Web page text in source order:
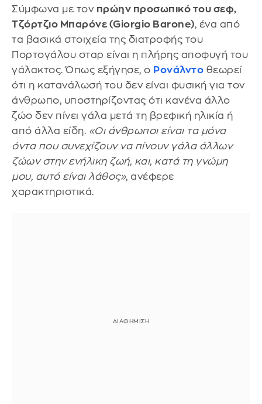
Σύμφωνα με τον πρώην προσωπικό του σεφ,
Τζόρτζιο Μπαρόνε (Giorgio Barone), ένα από
τα βασικά στοιχεία της διατροφής του
Πορτογάλου σταρ είναι η πλήρης αποφυγή του
γάλακτος. Όπως εξήγησε, ο Ρονάλντο θεωρεί
ότι η κατανάλωσή του δεν είναι φυσική για τον
άνθρωπο, υποστηρίζοντας ότι κανένα άλλο
ζώο δεν πίνει γάλα μετά τη βρεφική ηλικία ή
από άλλα είδη. «Οι άνθρωποι είναι τα μόνα
όντα που συνεχίζουν να πίνουν γάλα άλλων
ζώων στην ενήλικη ζωή, και, κατά τη γνώμη
μου, αυτό είναι λάθος», ανέφερε
χαρακτηριστικά.